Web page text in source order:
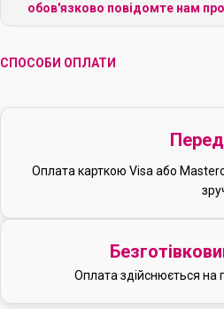
обов'язково повідомте нам
СПОСОБИ ОПЛАТИ
Оплата карткою Visa або
Оплата здійснюється на